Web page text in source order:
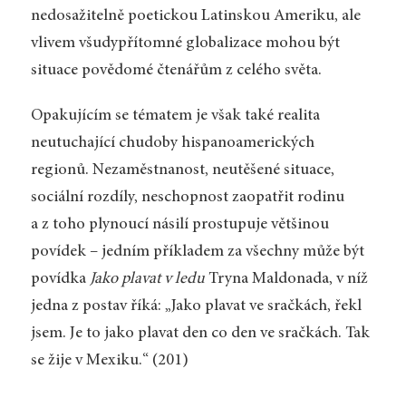
nedosažitelně poetickou Latinskou Ameriku, ale
vlivem všudypřítomné globalizace mohou být
situace povědomé čtenářům z celého světa.
Opakujícím se tématem je však také realita
neutuchající chudoby hispanoamerických
regionů. Nezaměstnanost, neutěšené situace,
sociální rozdíly, neschopnost zaopatřit rodinu
a z toho plynoucí násilí prostupuje většinou
povídek – jedním příkladem za všechny může být
povídka Jako plavat v ledu Tryna Maldonada, v níž
jedna z postav říká: „Jako plavat ve sračkách, řekl
jsem. Je to jako plavat den co den ve sračkách. Tak
se žije v Mexiku.“ (201)